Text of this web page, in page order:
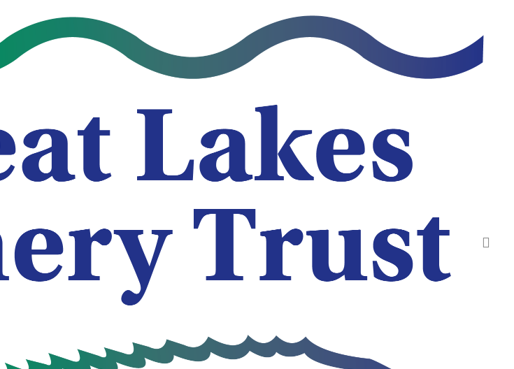
المحتوى
الرئيسي
برامج المنح
تقبل مؤسسة مصايد
العظمى